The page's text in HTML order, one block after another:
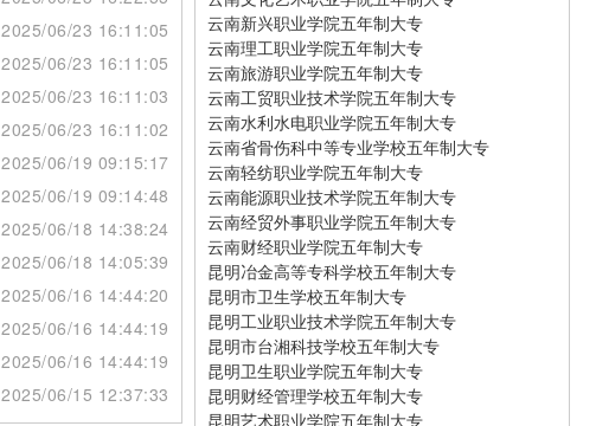
2025/06/23 16:11:05
2025/06/23 16:11:05
2025/06/23 16:11:03
2025/06/23 16:11:02
2025/06/19 09:15:17
2025/06/19 09:14:48
2025/06/18 14:38:24
2025/06/18 14:05:39
2025/06/16 14:44:20
2025/06/16 14:44:19
2025/06/16 14:44:19
2025/06/15 12:37:33
云南新兴职业学院五年制大专
云南理工职业学院五年制大专
云南旅游职业学院五年制大专
云南工贸职业技术学院五年制大专
云南水利水电职业学院五年制大专
云南省骨伤科中等专业学校五年制大专
云南轻纺职业学院五年制大专
云南能源职业技术学院五年制大专
云南经贸外事职业学院五年制大专
云南财经职业学院五年制大专
昆明冶金高等专科学校五年制大专
昆明市卫生学校五年制大专
昆明工业职业技术学院五年制大专
昆明市台湘科技学校五年制大专
昆明卫生职业学院五年制大专
昆明财经管理学校五年制大专
昆明艺术职业学院五年制大专